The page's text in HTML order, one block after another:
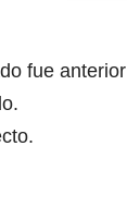
fue anterior